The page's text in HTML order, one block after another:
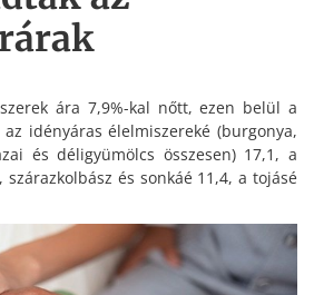
ára 7,9%-kal nőtt, ezen belül a
idényáras élelmiszereké (burgonya,
és déligyümölcs összesen) 17,1, a
és sonkáé 11,4, a tojásé